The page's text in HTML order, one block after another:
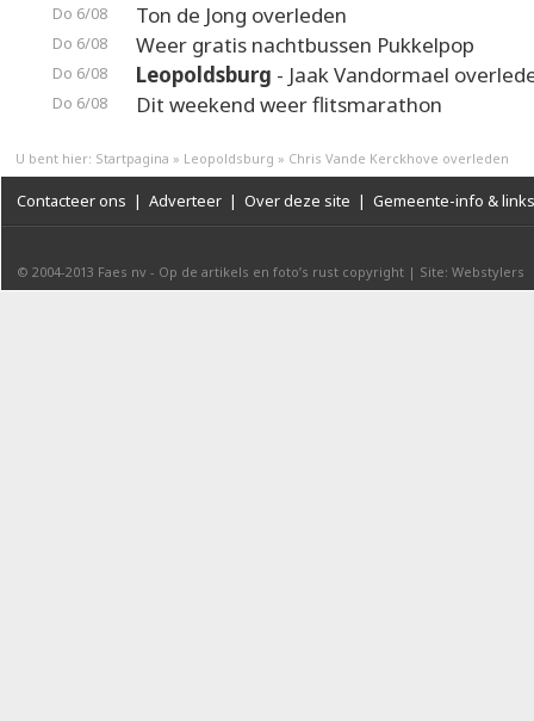
Do 6/08 Ton de Jong overleden
Do 6/08 Weer gratis nachtbussen Pukkelpop
Do 6/08 Leopoldsburg - Jaak Vandormael
Do 6/08 Dit weekend weer flitsmarathon
U bent hier: Startpagina » Leopoldsburg » Chris Vande Kerckhove overleden
Contacteer ons | Adverteer | Over deze site | Gemeente-info & links
© 2004-2013 Faes nv - Op de artikels en foto’s rust copyright | Site: Webstylers